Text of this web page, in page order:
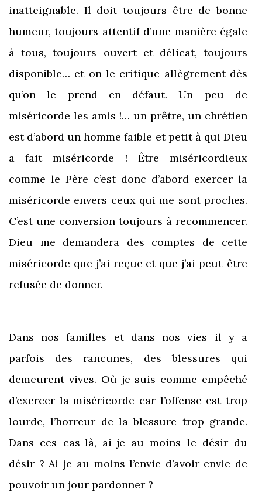
inatteignable. Il doit toujours être de bonne
humeur, toujours attentif d’une manière égale
à tous, toujours ouvert et délicat, toujours
disponible… et on le critique allègrement dès
qu’on le prend en défaut. Un peu de
miséricorde les amis !… un prêtre, un chrétien
est d’abord un homme faible et petit à qui Dieu
a fait miséricorde ! Être miséricordieux
comme le Père c’est donc d’abord exercer la
miséricorde envers ceux qui me sont proches.
C’est une conversion toujours à recommencer.
Dieu me demandera des comptes de cette
miséricorde que j’ai reçue et que j’ai peut-être
refusée de donner.
Dans nos familles et dans nos vies il y a
parfois des rancunes, des blessures qui
demeurent vives. Où je suis comme empêché
d’exercer la miséricorde car l’offense est trop
lourde, l’horreur de la blessure trop grande.
Dans ces cas-là, ai-je au moins le désir du
désir ? Ai-je au moins l’envie d’avoir envie de
pouvoir un jour pardonner ?